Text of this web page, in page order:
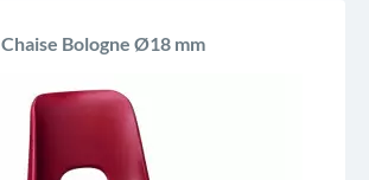
Chaise Bologne Ø18 mm